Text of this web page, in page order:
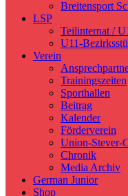
Breitensport
LSP
Teilinternat /
U11-
Verein
Trainingszeiten
Sporthallen
Beitrag
Kalender
Förderverein
Union-Stever-
Chronik
Media Archiv
German Junior
Shop